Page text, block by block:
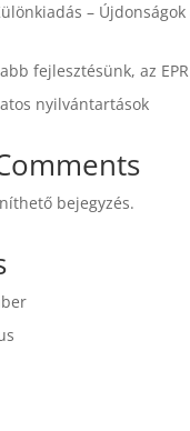
– Újdonságok
fejlesztésünk, az
nyilvántartások
bejegyzés.